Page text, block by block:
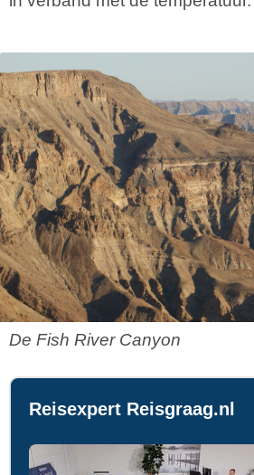
De Fish River Canyon
Reisexpert Reisgraag.nl